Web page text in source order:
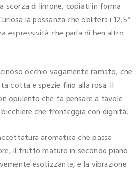
scorza di limone, copiati in forma
la possanza che oblitera i 12.5°
espressività che parla di ben altro
occhio vagamente ramato, che
cotta e spezie fino alla rosa. Il
opulento che fa pensare a tavole
che fronteggia con dignità.
aromatica che passa
il frutto maturo in secondo piano
esotizzante, e la vibrazione